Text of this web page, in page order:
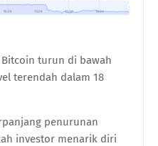
turun di bawah
terendah dalam 18
penurunan
investor menarik diri